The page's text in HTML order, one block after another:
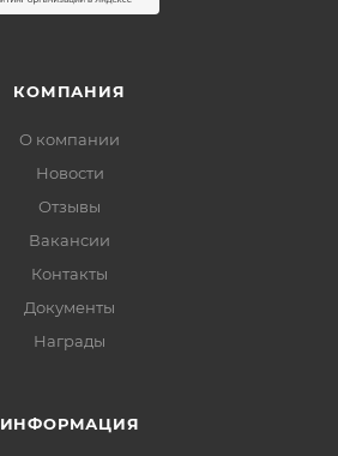
КОМПАНИЯ
О компании
Новости
Отзывы
Вакансии
Контакты
Документы
Награды
ИНФОРМАЦИЯ